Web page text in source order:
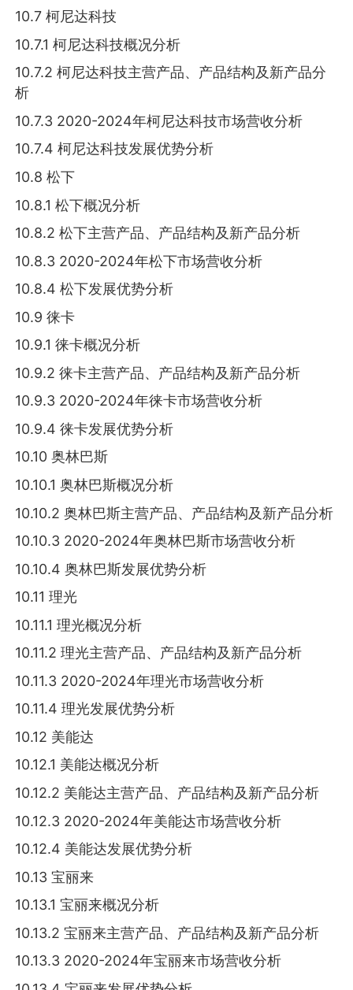
10.7 柯尼达科技
10.7.1 柯尼达科技概况分析
10.7.2 柯尼达科技主营产品、产品结构及新产品分
析
10.7.3 2020-2024年柯尼达科技市场营收分析
10.7.4 柯尼达科技发展优势分析
10.8 松下
10.8.1 松下概况分析
10.8.2 松下主营产品、产品结构及新产品分析
10.8.3 2020-2024年松下市场营收分析
10.8.4 松下发展优势分析
10.9 徕卡
10.9.1 徕卡概况分析
10.9.2 徕卡主营产品、产品结构及新产品分析
10.9.3 2020-2024年徕卡市场营收分析
10.9.4 徕卡发展优势分析
10.10 奥林巴斯
10.10.1 奥林巴斯概况分析
10.10.2 奥林巴斯主营产品、产品结构及新产品分析
10.10.3 2020-2024年奥林巴斯市场营收分析
10.10.4 奥林巴斯发展优势分析
10.11 理光
10.11.1 理光概况分析
10.11.2 理光主营产品、产品结构及新产品分析
10.11.3 2020-2024年理光市场营收分析
10.11.4 理光发展优势分析
10.12 美能达
10.12.1 美能达概况分析
10.12.2 美能达主营产品、产品结构及新产品分析
10.12.3 2020-2024年美能达市场营收分析
10.12.4 美能达发展优势分析
10.13 宝丽来
10.13.1 宝丽来概况分析
10.13.2 宝丽来主营产品、产品结构及新产品分析
10.13.3 2020-2024年宝丽来市场营收分析